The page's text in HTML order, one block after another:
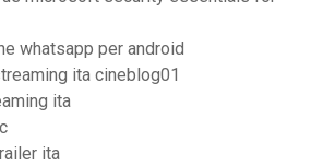
whatsapp per android
ita cineblog01
ita
ita